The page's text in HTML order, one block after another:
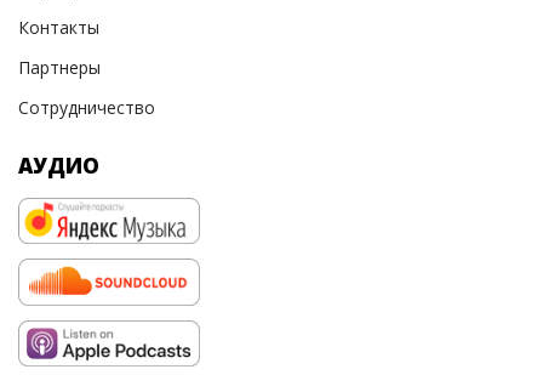
Контакты
Партнеры
Сотрудничество
АУДИО